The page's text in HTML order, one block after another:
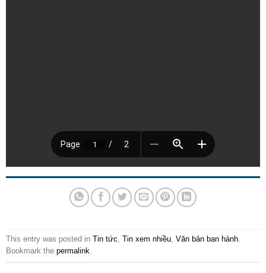
This entry was posted in Tin tức, Tin xem nhiều, Văn bản ban hành.
Bookmark the permalink.